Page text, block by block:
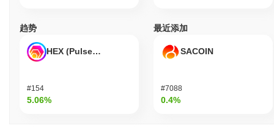
趋势
HEX (Pulsechain)
#154
5.06%
最近添加
SACOIN
#7088
0.4%